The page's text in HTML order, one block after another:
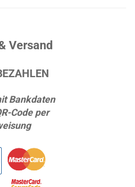
Versand
Bankdaten
Code per